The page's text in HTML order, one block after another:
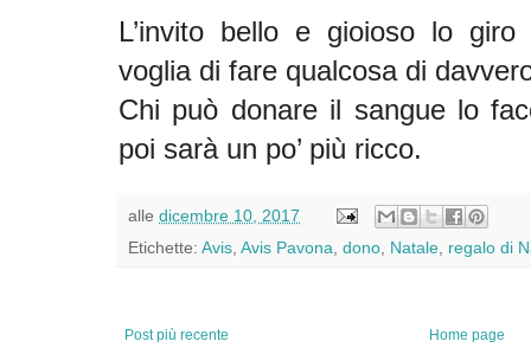
L’invito bello e gioioso lo
voglia di fare qualcosa di
Chi può donare il sangue lo
poi sarà un po’ più ricco.
alle dicembre 10, 2017
Etichette: Avis Avis Pavona dono Natale regalo di
Post più recente Home page